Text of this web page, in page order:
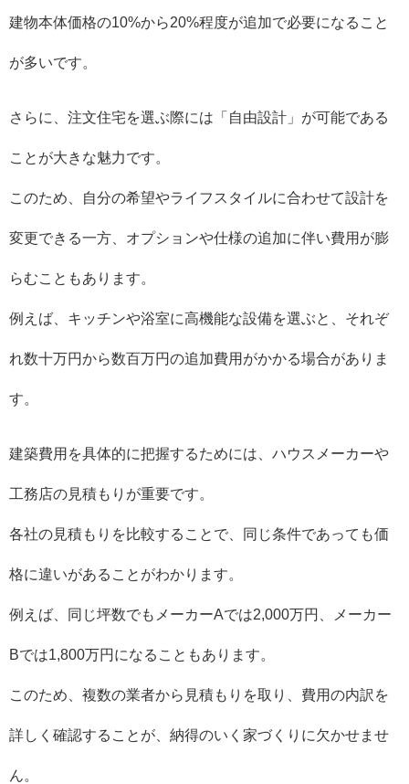
建物本体価格の10%から20%程度が追加で必要になること
が多いです。
さらに、注文住宅を選ぶ際には「自由設計」が可能である
ことが大きな魅力です。
このため、自分の希望やライフスタイルに合わせて設計を
変更できる一方、オプションや仕様の追加に伴い費用が膨
らむこともあります。
例えば、キッチンや浴室に高機能な設備を選ぶと、それぞ
れ数十万円から数百万円の追加費用がかかる場合がありま
す。
建築費用を具体的に把握するためには、ハウスメーカーや
工務店の見積もりが重要です。
各社の見積もりを比較することで、同じ条件であっても価
格に違いがあることがわかります。
例えば、同じ坪数でもメーカーAでは2,000万円、メーカー
Bでは1,800万円になることもあります。
このため、複数の業者から見積もりを取り、費用の内訳を
詳しく確認することが、納得のいく家づくりに欠かせませ
ん。